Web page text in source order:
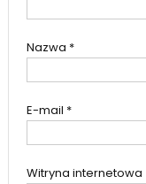
Nazwa *
E-mail *
Witryna internetowa